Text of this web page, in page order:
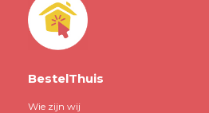
BestelThuis
Wie zijn wij